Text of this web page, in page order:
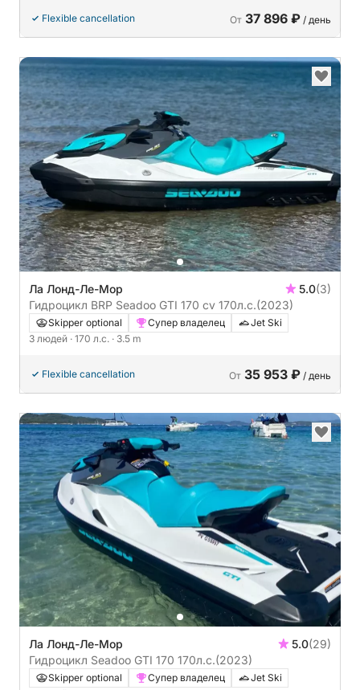
Flexible cancellation От 37 896 ₽ / день
Ла Лонд-Ле-Мор 5.0(3)
Гидроцикл BRP Seadoo GTI 170 cv 170л.с.(2023)
Skipper optional Супер владелец
Jet Ski
3 людей · 170 л.с. · 3.5 m
Flexible cancellation От 35 953 ₽ / день
Ла Лонд-Ле-Мор 5.0(29)
Гидроцикл Seadoo GTI 170 170л.с.(2023)
Skipper optional Супер владелец
Jet Ski